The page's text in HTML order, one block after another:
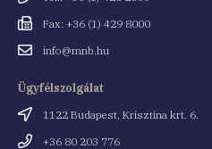
Fax
Fax: +36 (1) 429 8000
Emailinfo@mnb.hu
Ügyfélszolgálat
Cím
1122 Budapest, Krisztina krt. 6.
Telefonszám
+36 80 203 776